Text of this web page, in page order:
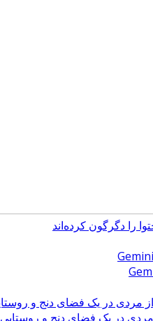
مردی در یک فضای دنج و روستایی